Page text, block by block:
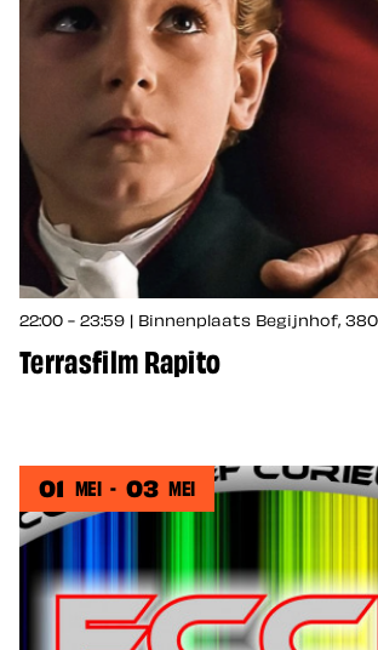
22:00 - 23:59 | Binnenplaats Begijnhof,
Terrasfilm Rapito
01 MEI - 03 MEI